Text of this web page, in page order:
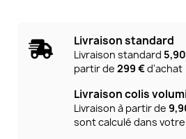
Livraison standard
Livraison standard
partir de 299 €d'achat
Livraison colis
Livraison à partir de
sont calculé dans